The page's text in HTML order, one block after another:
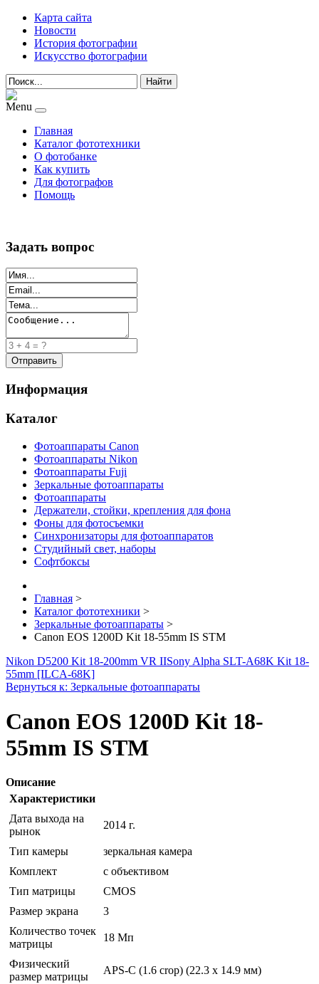
Карта сайта
Новости
История фотографии
Искусство фотографии
Найти
Menu
Главная
Каталог фототехники
О фотобанке
Как купить
Для фотографов
Помощь
Задать вопрос
Информация
Каталог
Фотоаппараты Canon
Фотоаппараты Nikon
Фотоаппараты Fuji
Зеркальные фотоаппараты
Фотоаппараты
Держатели, стойки, крепления для фона
Фоны для фотосъемки
Синхронизаторы для фотоаппаратов
Студийный свет, наборы
Софтбоксы
Главная >
Каталог фототехники >
Зеркальные фотоаппараты >
Canon EOS 1200D Kit 18-55mm IS STM
Nikon D5200 Kit 18-200mm VR IISony Alpha SLT-A68K Kit 18-
55mm [ILCA-68K]
Вернуться к: Зеркальные фотоаппараты
Canon EOS 1200D Kit 18-
55mm IS STM
Описание
Характеристики
Дата выхода на
рынок
2014 г.
Тип камеры
зеркальная камера
Комплект
с объективом
Тип матрицы
CMOS
Размер экрана
3
Количество точек
матрицы
18 Мп
Физический
размер матрицы
APS-C (1.6 crop) (22.3 x 14.9 мм)